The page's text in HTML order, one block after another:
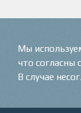
Мы
что согласны
В случае